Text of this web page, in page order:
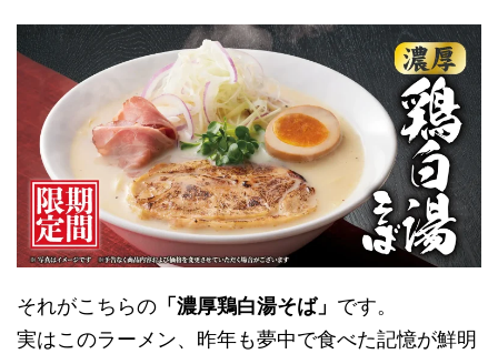
それがこちらの 「濃厚鶏白湯そば」 です。
実はこのラーメン、昨年も夢中で食べた記憶が鮮明